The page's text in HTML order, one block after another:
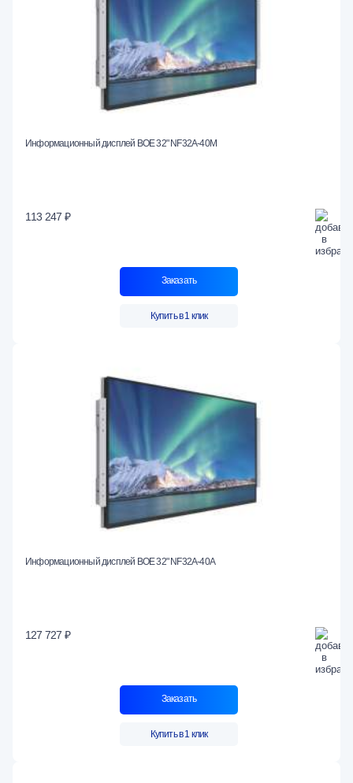
Информационный дисплей BOE 32" NF32A-40M
113 247 ₽
Заказать
Купить в 1 клик
Информационный дисплей BOE 32" NF32A-40A
127 727 ₽
Заказать
Купить в 1 клик